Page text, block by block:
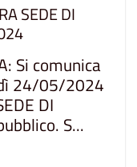
SEDE DI
Si comunica
24/05/2024
DI
S...